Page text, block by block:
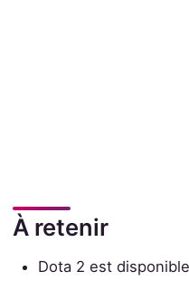
À retenir
Dota 2 est